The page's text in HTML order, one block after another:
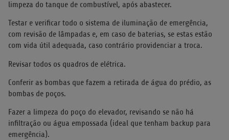
limpeza do tanque de combustível, após abastecer.
Testar e verificar todo o sistema de iluminação de emergência,
com revisão de lâmpadas e, em caso de baterias, se estas estão
com vida útil adequada, caso contrário providenciar a troca.
Revisar todos os quadros de elétrica.
Conferir as bombas que fazem a retirada de água do prédio, as
bombas de poços.
Fazer a limpeza do poço do elevador, revisando se não há
infiltração ou água empossada (ideal que tenham backup para
emergência).